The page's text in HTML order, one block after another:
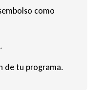
como
de tu programa.